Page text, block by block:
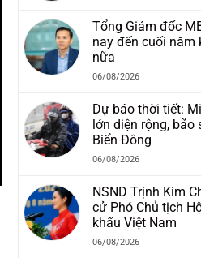
Tổng Giám đốc
nay đến cuối năm
nữa
06/08/2026
Dự báo thời tiết:
lớn diện rộng, bão
Biển Đông
06/08/2026
NSND Trịnh Kim
cử Phó Chủ tịch
khấu Việt Nam
06/08/2026